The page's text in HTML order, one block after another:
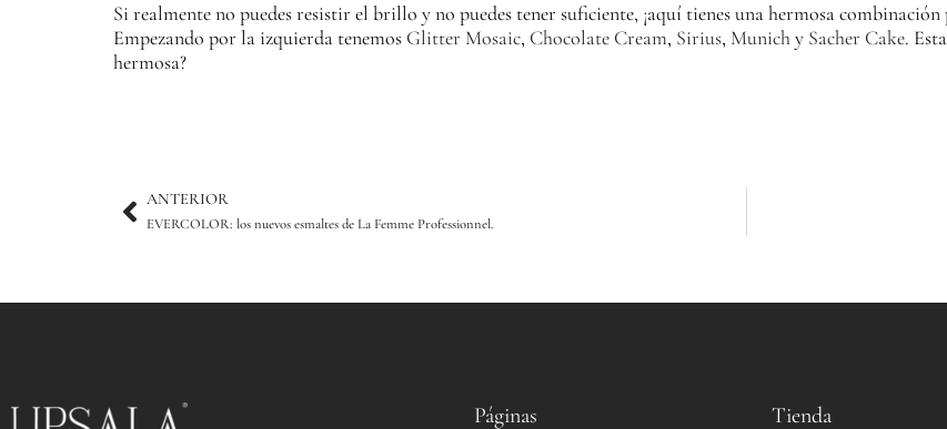
Si realmente no puedes resistir el brillo y no puedes tener suficiente, ¡aquí tienes una hermosa
Empezando por la izquierda tenemos Glitter Mosaic, Chocolate Cream, Sirius, Munichy Sacher Cake.
hermosa?
AntANTERIOR
EVERCOLOR: los nuevos esmaltes de La Femme Professionnel.
Páginas Tienda